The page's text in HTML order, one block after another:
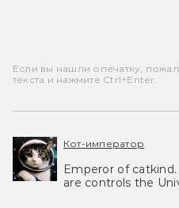
Если вы нашли опечатку,
текста и нажмите Ctrl+Enter.
Кот-император
Emperor of
are controls the